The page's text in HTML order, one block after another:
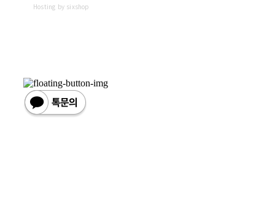
Hosting by sixshop